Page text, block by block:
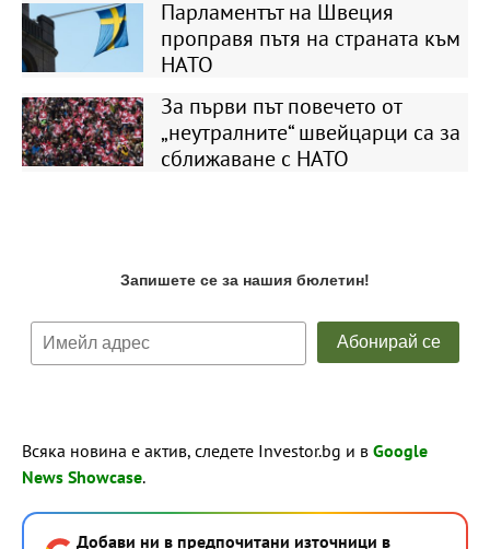
Парламентът на Швеция
проправя пътя на страната към
НАТО
За първи път повечето от
„неутралните“ швейцарци са за
сближаване с НАТО
Всяка новина е актив, следете Investor.bg и в Google
News Showcase.
Добави ни в предпочитани източници в